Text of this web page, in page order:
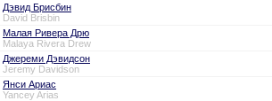
Дэвид Брисбин
David Brisbin
Малая Ривера Дрю
Malaya Rivera Drew
Джереми Дэвидсон
Jeremy Davidson
Янси Ариас
Yancey Arias